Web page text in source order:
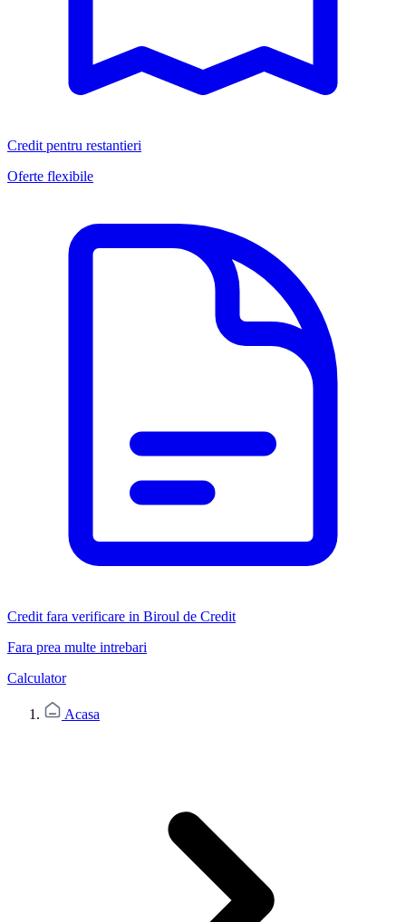
Credit pentru restantieri
Oferte flexibile
Credit fara verificare in Biroul de Credit
Fara prea multe intrebari
Calculator
Acasa